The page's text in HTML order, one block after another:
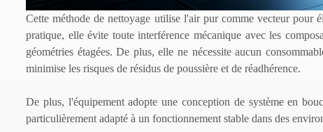
Cette méthode de nettoyage utilise l'air pur comme vecteur pour
pratique, elle évite toute interférence mécanique avec les
géométries étagées. De plus, elle ne nécessite aucun
minimise les risques de résidus de poussière et de réadhérence.
De plus, l'équipement adopte une conception de système en
particulièrement adapté à un fonctionnement stable dans des